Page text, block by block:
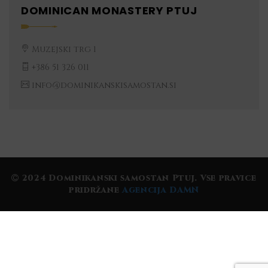
DOMINICAN MONASTERY PTUJ
Muzejski trg 1
+386 51 326 011
info@dominikanskisamostan.si
2024 Dominikanski samostan Ptuj. Vse pravice
pridržane Agencija DAMN